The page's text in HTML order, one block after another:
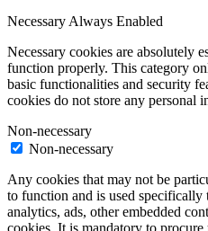
NecessaryAlways Enabled
Necessary cookies are absolutely
function properly. This category
basic functionalities and security
cookies do not store any personal
Non-necessary
Non-necessary
Any cookies that may not be
to function and is used specifically
analytics, ads, other embedded